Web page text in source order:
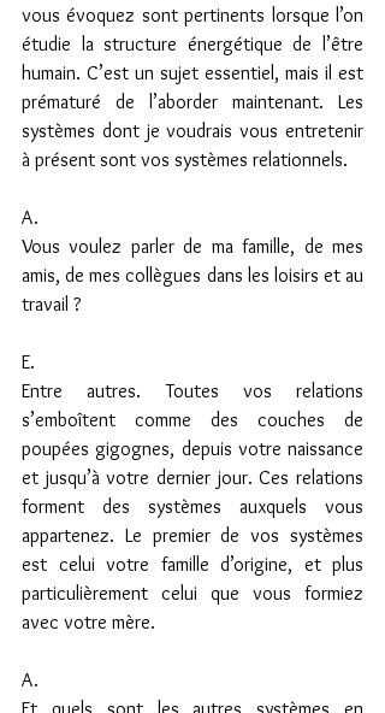
vous évoquez sont pertinents lorsque l’on
étudie la structure énergétique de l’être
humain. C’est un sujet essentiel, mais il est
prématuré de l’aborder maintenant. Les
systèmes dont je voudrais vous entretenir
à présent sont vos systèmes relationnels.
A.
Vous voulez parler de ma famille, de mes
amis, de mes collègues dans les loisirs et au
travail ?
E.
Entre autres. Toutes vos relations
s’emboîtent comme des couches de
poupées gigognes, depuis votre naissance
et jusqu’à votre dernier jour. Ces relations
forment des systèmes auxquels vous
appartenez. Le premier de vos systèmes
est celui votre famille d’origine, et plus
particulièrement celui que vous formiez
avec votre mère.
A.